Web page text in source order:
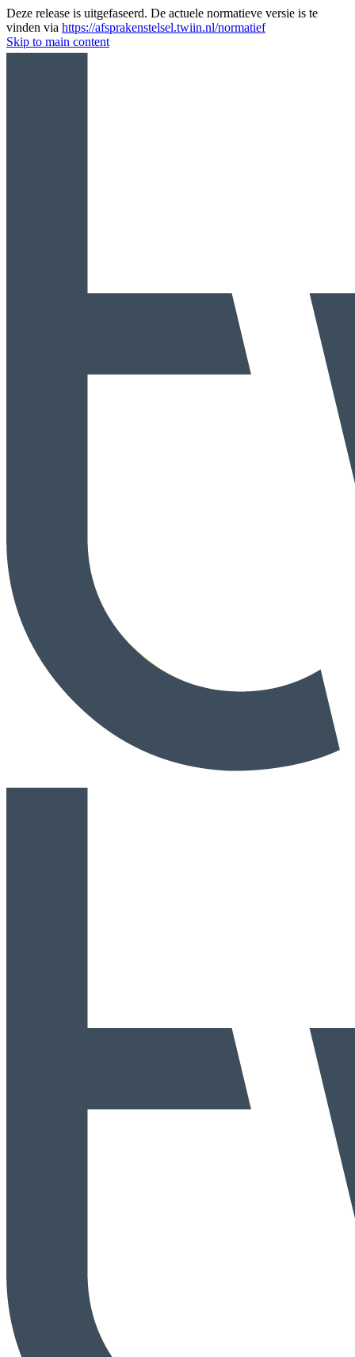
Deze release is uitgefaseerd. De actuele normatieve versie is te
vinden via https://afsprakenstelsel.twiin.nl/normatief
Skip to main content